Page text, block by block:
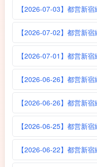
【2026-07-03】都営新
【2026-07-02】都営新宿
【2026-07-01】都営新宿
【2026-06-26】都営新宿
【2026-06-26】都営新宿
【2026-06-25】都営新宿
【2026-06-22】都営新宿